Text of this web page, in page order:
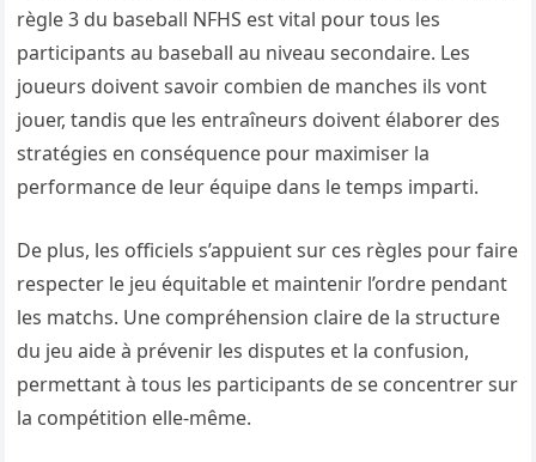
règle 3 du baseball NFHS est vital pour tous les
participants au baseball au niveau secondaire. Les
joueurs doivent savoir combien de manches ils vont
jouer, tandis que les entraîneurs doivent élaborer des
stratégies en conséquence pour maximiser la
performance de leur équipe dans le temps imparti.
De plus, les officiels s’appuient sur ces règles pour faire
respecter le jeu équitable et maintenir l’ordre pendant
les matchs. Une compréhension claire de la structure
du jeu aide à prévenir les disputes et la confusion,
permettant à tous les participants de se concentrer sur
la compétition elle-même.